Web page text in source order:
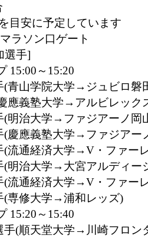
目安に予定しています
ラソン口ゲート
選手]
15:00～15:20
(青山学院大学→ジュビロ磐
應義塾大学→アルビレック
(明治大学→ファジアーノ岡
(慶應義塾大学→ファジアー
(流通経済大学→V・ファー
(明治大学→大宮アルディー
(流通経済大学→V・ファー
(専修大学→浦和レッズ)
15:20～15:40
手(順天堂大学→川崎フロン